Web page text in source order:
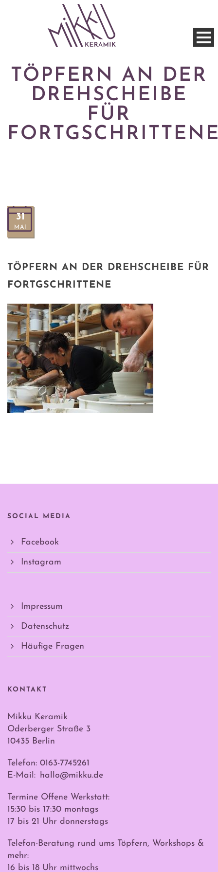
TÖPFERN AN DER
DREHSCHEIBE
FÜR
31
MAI
TÖPFERN AN DER DREHSCHEIBE FÜR
FORTGSCHRITTENE
SOCIAL MEDIA
Facebook
Instagram
Impressum
Datenschutz
Häufige Fragen
KONTAKT
Mikku Keramik
Oderberger Straße 3
10435 Berlin
Telefon: 0163-7745261
E-Mail: hallo@mikku.de
Termine Offene Werkstatt:
15:30 bis 17:30 montags
17 bis 21 Uhr donnerstags
Telefon-Beratung rund ums Töpfern, Workshops &
mehr:
16 bis 18 Uhr mittwochs